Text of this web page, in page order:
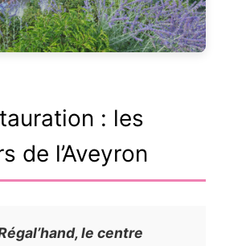
: les
de l’Aveyron
le centre